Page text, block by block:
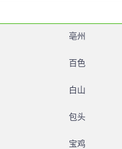
亳州
百色
白山
包头
宝鸡